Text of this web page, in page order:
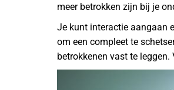
meer betrokken zijn bij je
Je kunt interactie aangaan
om een compleet te
betrokkenen vast te